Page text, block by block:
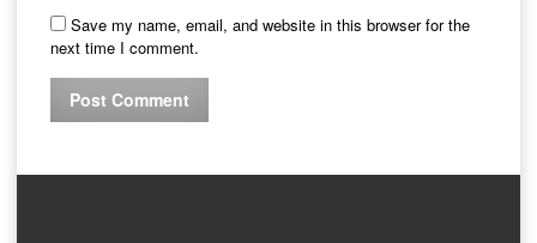
Save my name, email, and website in this browser for the
next time I comment.